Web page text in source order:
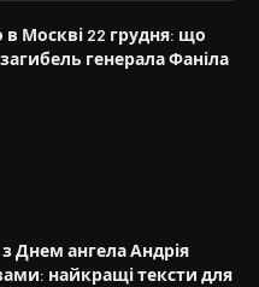
в Москві 22 грудня: що
генерала Фаніла
Днем ангела Андрія
найкращі тексти для